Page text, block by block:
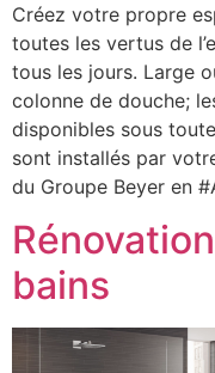
Créez votre propre
toutes les vertus de
tous les jours. Large
colonne de douche;
disponibles sous
sont installés par
du Groupe Beyer en
bains